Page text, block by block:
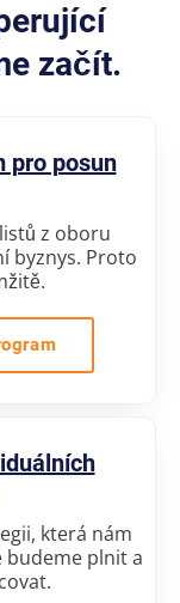
začít.
pro posun
z oboru
byznys. Proto
která nám
budeme plnit a